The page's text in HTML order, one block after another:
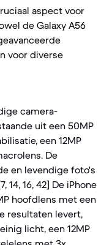
aspect voor
de Galaxy A56
voor diverse
camera-
uit een 50MP
een 12MP
De
en levendige foto's
16, 42] De iPhone
hoofdlens met een
resultaten levert,
licht, een 12MP